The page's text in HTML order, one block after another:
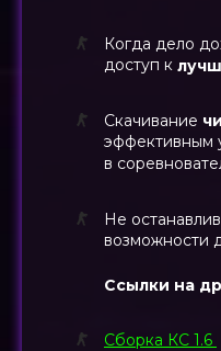
Когда дело
доступ к
Скачивание
эффективным
в
Не
возможности
Ссылки на
Сборка КС 1.6